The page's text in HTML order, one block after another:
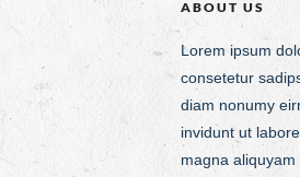
ABOUT US
Lorem ipsum
consetetur
diam nonumy
invidunt ut
magna